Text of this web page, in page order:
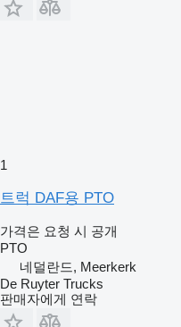
1
트럭 DAF용 PTO
가격은 요청 시 공개
PTO
네덜란드, Meerkerk
De Ruyter Trucks
판매자에게 연락